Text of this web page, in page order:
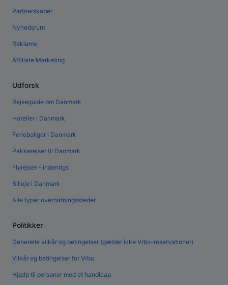
Partnerskaber
Nyhedsrum
Reklame
Affiliate Marketing
Udforsk
Rejseguide om Danmark
Hoteller i Danmark
Ferieboliger i Danmark
Pakkerejser til Danmark
Flyrejser – indenrigs
Billeje i Danmark
Alle typer overnatningssteder
Politikker
Generelle vilkår og betingelser (gælder ikke Vrbo-reservationer)
Vilkår og betingelser for Vrbo
Hjælp til personer med et handicap